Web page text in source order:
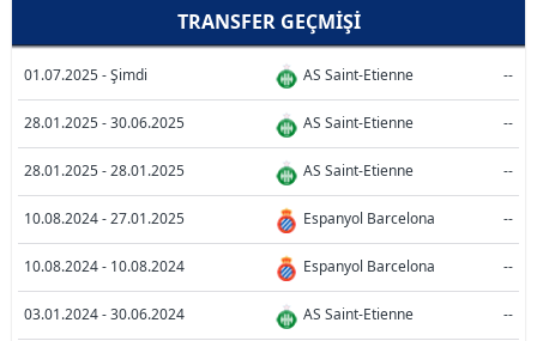
TRANSFER GEÇMIŞI
01.07.2025 - Şimdi AS Saint-Etienne --
28.01.2025 - 30.06.2025 AS Saint-Etienne --
28.01.2025 - 28.01.2025 AS Saint-Etienne --
10.08.2024 - 27.01.2025 Espanyol Barcelona --
10.08.2024 - 10.08.2024 Espanyol Barcelona --
03.01.2024 - 30.06.2024 AS Saint-Etienne --